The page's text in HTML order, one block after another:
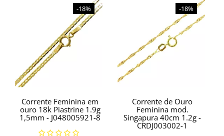
-18%
Corrente Feminina em
ouro 18k Piastrine 1.9g
1,5mm - J048005921-8
-18%
Corrente de Ouro
Feminina mod.
Singapura 40cm 1.2g -
CRDJ003002-1